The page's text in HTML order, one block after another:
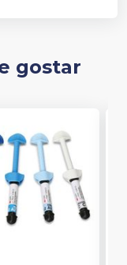
gostar